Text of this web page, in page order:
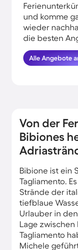
und komme
wieder
die besten
Morgens von
werden,
Alle Angebote
Von der
Bibiones
Bibione ist ein
Tagliamento.
Strände der
tiefblaue
Urlauber in
Lage zwischen
Tagliamento
Michele